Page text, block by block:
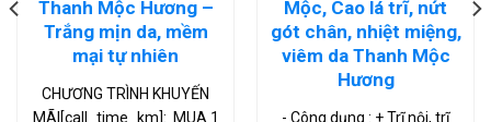
Thanh Mộc Hương –
Trắng mịn da, mềm
mại tự nhiên
CHƯƠNG TRÌNH KHUYẾN
MÃI[call_time_km]: MUA 1
Mộc, Cao lá trĩ, nứt
gót chân, nhiệt miệng,
viêm da Thanh Mộc
Hương
- Công dụng : + Trĩ nội, trĩ